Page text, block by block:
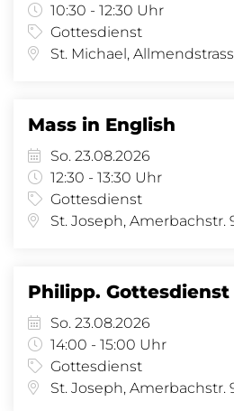
10:30 - 12:30 Uhr
Gottesdienst
St. Michael,
Mass in English
So. 23.08.2026
12:30 - 13:30 Uhr
Gottesdienst
St. Joseph, Amerbachstr.
Philipp. Gottesdienst
So. 23.08.2026
14:00 - 15:00 Uhr
Gottesdienst
St. Joseph, Amerbachstr.